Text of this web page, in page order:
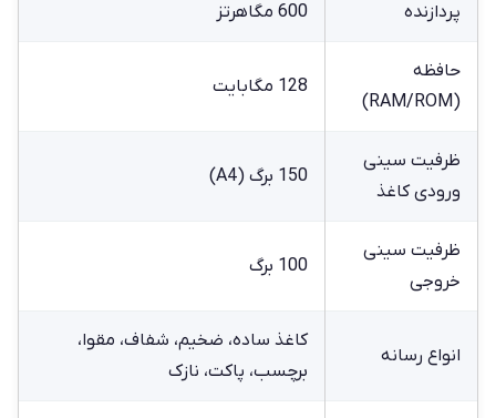
پردازنده 600 مگاهرتز
حافظه
(RAM/ROM)
128 مگابایت
ظرفیت سینی
ورودی کاغذ
150 برگ (A4)
ظرفیت سینی
خروجی
100 برگ
انواع رسانه
کاغذ ساده، ضخیم، شفاف، مقوا،
برچسب، پاکت، نازک